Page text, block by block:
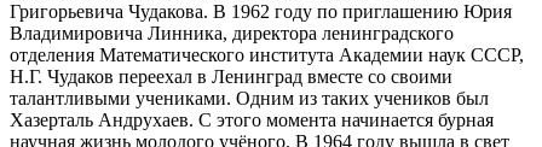
Григорьевича Чудакова. В 1962 году по приглашению Юрия
Владимировича Линника, директора ленинградского
отделения Математического института Академии наук СССР,
Н.Г. Чудаков переехал в Ленинград вместе со своими
талантливыми учениками. Одним из таких учеников был
Хазерталь Андрухаев. С этого момента начинается бурная
научная жизнь молодого учёного. В 1964 году вышла в свет